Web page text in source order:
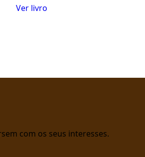
Ver livro
com os seus interesses.